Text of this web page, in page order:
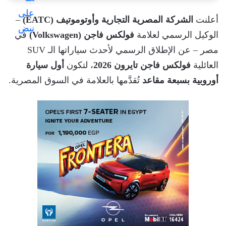
أعلنت الشركة المصرية التجارية وأوتوموتيف (EATC)
–
الوكيل الرسمي لعلامة فولكس فاجن (Volkswagen)
في
مصر – عن الإطلاق الرسمي لأحدث سياراتها الـ SUV
العائلية فولكس فاجن تايرون 2026 ، لتكون أول سيارة
أوروبية بسبعة مقاعد تُقدَّمها بالعلامة في السوق المصرية.